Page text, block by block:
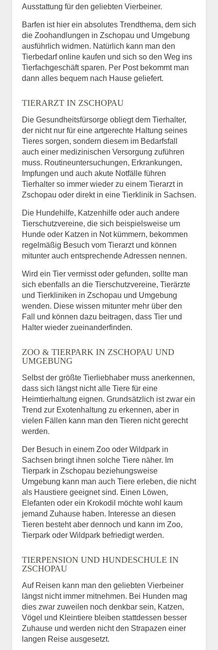
Ausstattung für den geliebten Vierbeiner.
Barfen ist hier ein absolutes Trendthema, dem sich
die Zoohandlungen in Zschopau und Umgebung
ausführlich widmen. Natürlich kann man den
Tierbedarf online kaufen und sich so den Weg ins
Tierfachgeschäft sparen. Per Post bekommt man
dann alles bequem nach Hause geliefert.
TIERARZT IN ZSCHOPAU
Die Gesundheitsfürsorge obliegt dem Tierhalter,
der nicht nur für eine artgerechte Haltung seines
Tieres sorgen, sondern diesem im Bedarfsfall
auch einer medizinischen Versorgung zuführen
muss. Routineuntersuchungen, Erkrankungen,
Impfungen und auch akute Notfälle führen
Tierhalter so immer wieder zu einem Tierarzt in
Zschopau oder direkt in eine Tierklinik in Sachsen.
Die Hundehilfe, Katzenhilfe oder auch andere
Tierschutzvereine, die sich beispielsweise um
Hunde oder Katzen in Not kümmern, bekommen
regelmäßig Besuch vom Tierarzt und können
mitunter auch entsprechende Adressen nennen.
Wird ein Tier vermisst oder gefunden, sollte man
sich ebenfalls an die Tierschutzvereine, Tierärzte
und Tierkliniken in Zschopau und Umgebung
wenden. Diese wissen mitunter mehr über den
Fall und können dazu beitragen, dass Tier und
Halter wieder zueinanderfinden.
ZOO & TIERPARK IN ZSCHOPAU UND
UMGEBUNG
Selbst der größte Tierliebhaber muss anerkennen,
dass sich längst nicht alle Tiere für eine
Heimtierhaltung eignen. Grundsätzlich ist zwar ein
Trend zur Exotenhaltung zu erkennen, aber in
vielen Fällen kann man den Tieren nicht gerecht
werden.
Der Besuch in einem Zoo oder Wildpark in
Sachsen bringt ihnen solche Tiere näher. Im
Tierpark in Zschopau beziehungsweise
Umgebung kann man auch Tiere erleben, die nicht
als Haustiere geeignet sind. Einen Löwen,
Elefanten oder ein Krokodil möchte wohl kaum
jemand Zuhause haben. Interesse an diesen
Tieren besteht aber dennoch und kann im Zoo,
Tierpark oder Wildpark befriedigt werden.
TIERPENSION UND HUNDESCHULE IN
ZSCHOPAU
Auf Reisen kann man den geliebten Vierbeiner
längst nicht immer mitnehmen. Bei Hunden mag
dies zwar zuweilen noch denkbar sein, Katzen,
Vögel und Kleintiere bleiben stattdessen besser
Zuhause und werden nicht den Strapazen einer
langen Reise ausgesetzt.